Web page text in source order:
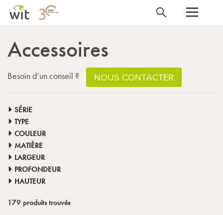
Accessoires
Besoin d’un conseil ? NOUS CONTACTER
SÉRIE
TYPE
COULEUR
MATIÈRE
LARGEUR
PROFONDEUR
HAUTEUR
179 produits trouvés